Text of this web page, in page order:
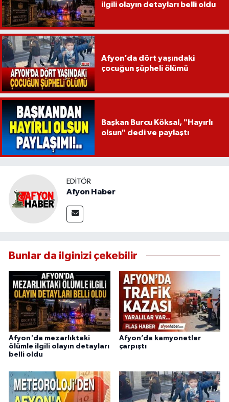
ilgili olayın detayları belli oldu
Afyon’da dört yaşındaki
çocuğun şüpheli ölümü
Başkan Burcu Köksal, "Hayırlı
olsun" dedi ve paylaştı
EDITÖR
Afyon Haber
Bunlar da ilginizi çekebilir
Afyon'da mezarlıktaki
ölümle ilgili olayın detayları
belli oldu
Afyon’da kamyonetler
çarpıştı